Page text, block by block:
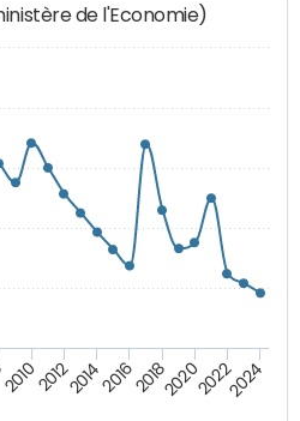
de l'Economie)
20102012201420162018202020222024